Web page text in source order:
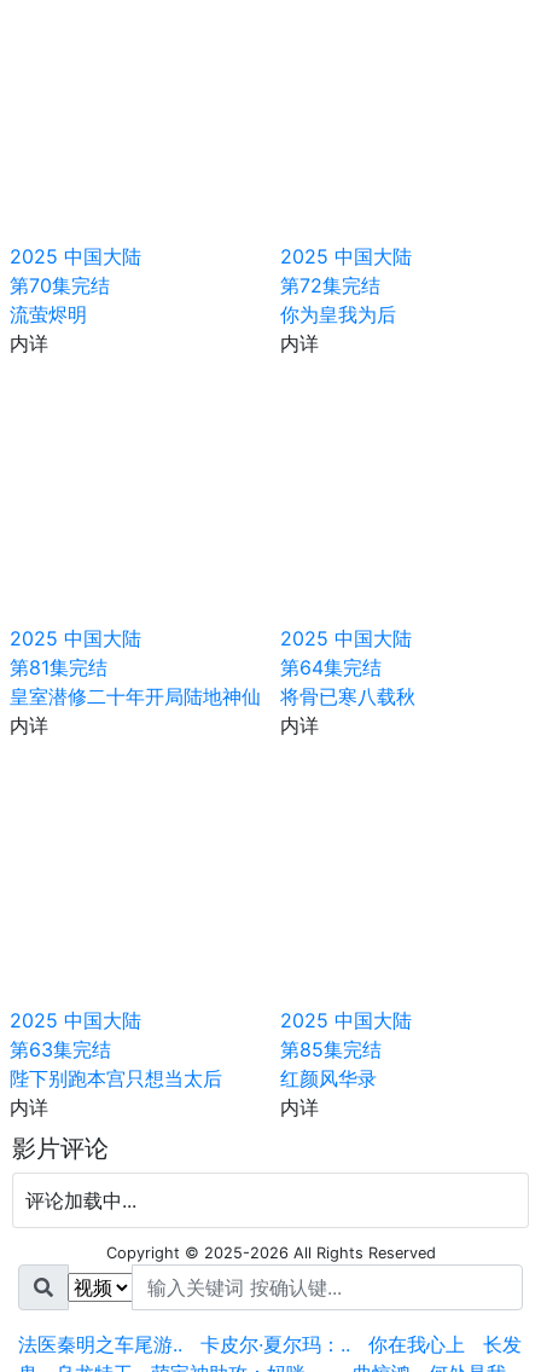
2025 中国大陆
第70集完结
流萤烬明
内详
2025 中国大陆
第72集完结
你为皇我为后
内详
2025 中国大陆
第81集完结
皇室潜修二十年开局陆地神仙
内详
2025 中国大陆
第64集完结
将骨已寒八载秋
内详
2025 中国大陆
第63集完结
陛下别跑本宫只想当太后
内详
2025 中国大陆
第85集完结
红颜风华录
内详
影片评论
评论加载中...
Copyright © 2025-2026 All Rights Reserved
法医秦明之车尾游.. 卡皮尔·夏尔玛：.. 你在我心上
长发